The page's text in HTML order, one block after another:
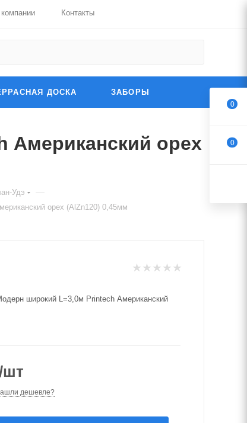
Контакты
ДОСКА ЗАБОРЫ
Американский орех
Удэ —
орех (AlZn120) 0,45мм
широкий L=3,0м Printech Американский
шт
дешевле?
0
0